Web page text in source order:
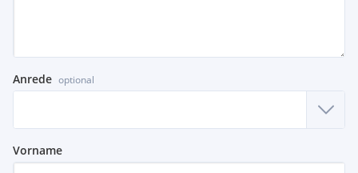
Anrede optional
Vorname